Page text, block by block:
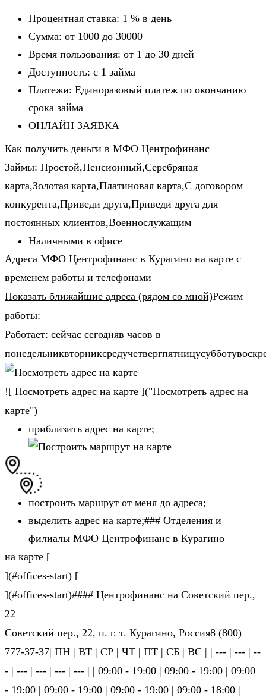
Процентная ставка: 1 % в день
Сумма: от 1000 до 30000
Время пользования: от 1 до 30 дней
Доступность: c 1 займа
Платежи: Единоразовый платеж по окончанию
срока займа
ОНЛАЙН ЗАЯВКА
Как получить деньги в МФО Центрофинанс
Займы: Простой,Пенсионный,Серебряная
карта,Золотая карта,Платиновая карта,С договором
конкурента,Приведи друга,Приведи друга для
постоянных клиентов,Военнослужащим
Наличными в офисе
Адреса МФО Центрофинанс в Курагино на карте с
временем работы и телефонами
Показать ближайшие адреса (рядом со мной)Режим
работы:
Работает: сейчас сегодняв часов в
![ Посмотреть адрес на карте ]("Посмотреть адрес на
карте")
приблизить адрес на карте;
построить маршрут от меня до адреса;
выделить адрес на карте;### Отделения и
филиалы МФО Центрофинанс в Курагино
на карте [
](#offices-start) [
](#offices-start)#### Центрофинанс на Советский пер.,
22
Советский пер., 22, п. г. т. Курагино, Россия8 (800)
777-37-37| ПН | ВТ | СР | ЧТ | ПТ | СБ | ВС | | --- | --- | --
- | --- | --- | --- | --- | | 09:00 - 19:00 | 09:00 - 19:00 | 09:00
- 19:00 | 09:00 - 19:00 | 09:00 - 19:00 | 09:00 - 18:00 |